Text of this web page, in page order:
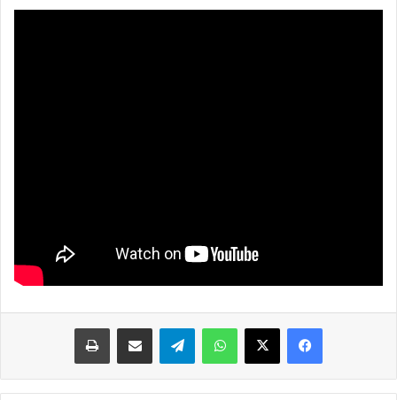
واتساب تيلقرام مشاركة عبر البريد